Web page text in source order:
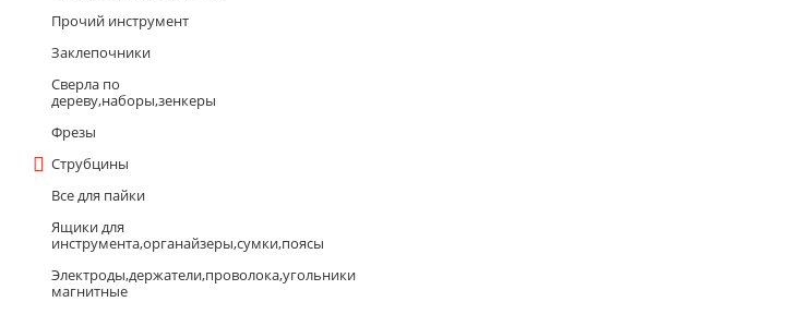
Прочий инструмент
Заклепочники
Сверла по
дереву,наборы,зенкеры
Фрезы
Струбцины
Все для пайки
Ящики для
инструмента,органайзеры,сумки,поясы
Электроды,держатели,проволока,угольники
магнитные